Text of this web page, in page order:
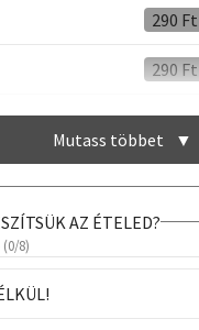
290 Ft
290Ft
290Ft
290Ft
Mutass többet ▼
AZ ÉTELED?
(0/8)